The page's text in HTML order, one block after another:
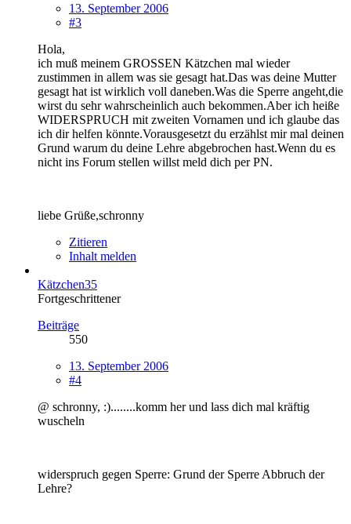
13. September 2006
#3
Hola,
ich muß meinem GROSSEN Kätzchen mal wieder
zustimmen in allem was sie gesagt hat.Das was deine Mutter
gesagt hat ist wirklich voll daneben.Was die Sperre angeht,die
wirst du sehr wahrscheinlich auch bekommen.Aber ich heiße
WIDERSPRUCH mit zweiten Vornamen und ich glaube das
ich dir helfen könnte.Vorausgesetzt du erzählst mir mal deinen
Grund warum du deine Lehre abgebrochen hast.Wenn du es
nicht ins Forum stellen willst meld dich per PN.
liebe Grüße,schronny
Zitieren
Inhalt melden
Kätzchen35
Fortgeschrittener
Beiträge
550
13. September 2006
#4
@ schronny, :)........komm her und lass dich mal kräftig
wuscheln
widerspruch gegen Sperre: Grund der Sperre Abbruch der
Lehre?